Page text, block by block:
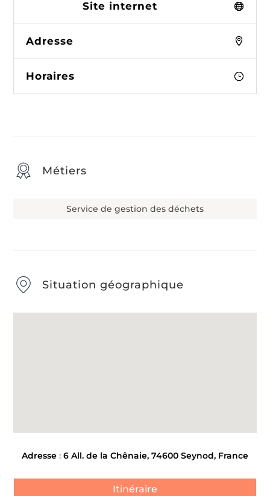
Site internet
Adresse
Horaires
Métiers
Service de gestion des déchets
Situation géographique
Adresse : 6 All. de la Chênaie, 74600 Seynod, France
Itinéraire